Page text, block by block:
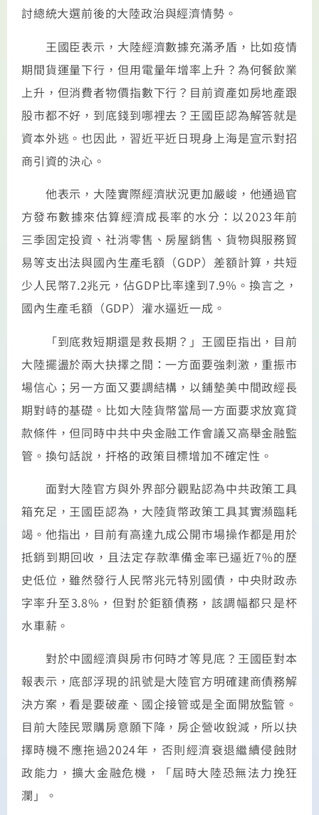
討總統大選前後的大陸政治與經濟情勢。
王國臣表示，大陸經濟數據充滿矛盾，比如疫情
期間貨運量下行，但用電量年增率上升？為何餐飲業
上升，但消費者物價指數下行？目前資產如房地產跟
股市都不好，到底錢到哪裡去？王國臣認為解答就是
資本外逃。也因此，習近平近日現身上海是宣示對招
商引資的決心。
他表示，大陸實際經濟狀況更加嚴峻，他通過官
方發布數據來估算經濟成長率的水分：以2023年前
三季固定投資、社消零售、房屋銷售、貨物與服務貿
易等支出法與國內生產毛額（GDP）差額計算，共短
少人民幣7.2兆元，佔GDP比率達到7.9%。換言之，
國內生產毛額（GDP）灌水逼近一成。
「到底救短期還是救長期？」王國臣指出，目前
大陸擺盪於兩大抉擇之間：一方面要強刺激，重振市
場信心；另一方面又要調結構，以鋪墊美中間政經長
期對峙的基礎。比如大陸貨幣當局一方面要求放寬貸
款條件，但同時中共中央金融工作會議又高舉金融監
管。換句話說，扞格的政策目標增加不確定性。
面對大陸官方與外界部分觀點認為中共政策工具
箱充足，王國臣認為，大陸貨幣政策工具其實瀕臨耗
竭。他指出，目前有高達九成公開市場操作都是用於
抵銷到期回收，且法定存款準備金率已逼近7%的歷
史低位，雖然發行人民幣兆元特別國債，中央財政赤
字率升至3.8%，但對於鉅額債務，該調幅都只是杯
水車薪。
對於中國經濟與房市何時才等見底？王國臣對本
報表示，底部浮現的訊號是大陸官方明確建商債務解
決方案，看是要破產、國企接管或是全面開放監管。
目前大陸民眾購房意願下降，房企營收銳減，所以抉
擇時機不應拖過2024年，否則經濟衰退繼續侵蝕財
政能力，擴大金融危機，「屆時大陸恐無法力挽狂
瀾」。